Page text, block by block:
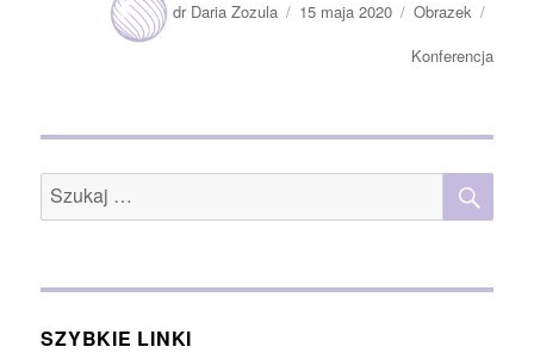
dr Daria Zozula 15 maja 2020
wpisu
Obrazek
Konferencja
SZYBKIE LINKI